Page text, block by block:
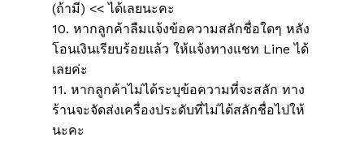
(ถ้ามี) << ได้เลยนะคะ
10. หากลูกค้าลืมแจ้งข้อความสลักชื่อใดๆ หลัง
โอนเงินเรียบร้อยแล้ว ให้แจ้งทางแชท Line ได้
เลยค่ะ
11. หากลูกค้าไม่ได้ระบุข้อความที่จะสลัก ทาง
ร้านจะจัดส่งเครื่องประดับที่ไม่ได้สลักชื่อไปให้
นะคะ